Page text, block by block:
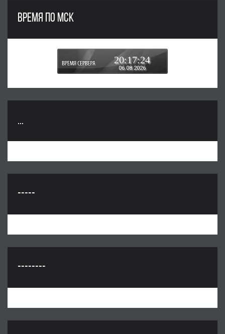
ВРЕМЯ ПО МСК
20:17:25
06.08.2026
...
-----
--------